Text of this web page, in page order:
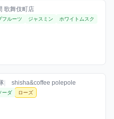
ーシャ / 2026年3月11日
歌舞伎町店
ー
フルーツ ジャスミン ホワイトムスク
を見る
/ お店シーシャ / 2026年3月
| shisha&coffee polepole
ー
ーダ ローズ